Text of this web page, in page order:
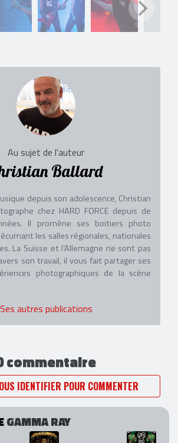
Au sujet de l'auteur
Ballard
depuis son adolescence, Christian
chez HARD FORCE depuis de
Il promène ses boitiers photo
les salles régionales, nationales
La Suisse et l’Allemagne ne sont pas
son travail, il vous fait partager ses
photographiques de la scène
Ses autres publications
commentaire
IDENTIFIER POUR COMMENTER
GAMMA RAY